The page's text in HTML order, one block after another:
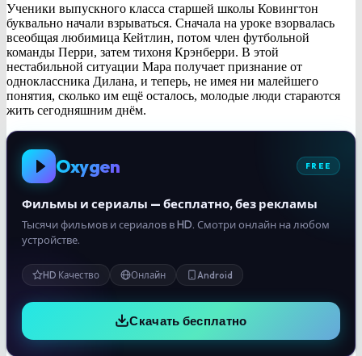
Ученики выпускного класса старшей школы Ковингтон
буквально начали взрываться. Сначала на уроке взорвалась
всеобщая любимица Кейтлин, потом член футбольной
команды Перри, затем тихоня Крэнберри. В этой
нестабильной ситуации Мара получает признание от
одноклассника Дилана, и теперь, не имея ни малейшего
понятия, сколько им ещё осталось, молодые люди стараются
жить сегодняшним днём.
Oxygen FREE
Фильмы и сериалы — бесплатно, без рекламы
Тысячи фильмов и сериалов в HD. Смотри онлайн на любом
устройстве.
HD Качество Онлайн Android
Скачать бесплатно